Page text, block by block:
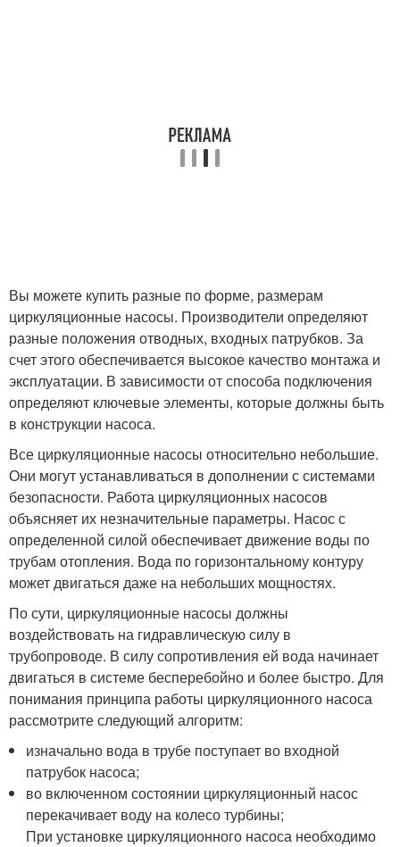
Вы можете купить разные по форме, размерам
циркуляционные насосы. Производители определяют
разные положения отводных, входных патрубков. За
счет этого обеспечивается высокое качество монтажа и
эксплуатации. В зависимости от способа подключения
определяют ключевые элементы, которые должны быть
в конструкции насоса.
Все циркуляционные насосы относительно небольшие.
Они могут устанавливаться в дополнении с системами
безопасности. Работа циркуляционных насосов
объясняет их незначительные параметры. Насос с
определенной силой обеспечивает движение воды по
трубам отопления. Вода по горизонтальному контуру
может двигаться даже на небольших мощностях.
По сути, циркуляционные насосы должны
воздействовать на гидравлическую силу в
трубопроводе. В силу сопротивления ей вода начинает
двигаться в системе бесперебойно и более быстро. Для
понимания принципа работы циркуляционного насоса
рассмотрите следующий алгоритм:
изначально вода в трубе поступает во входной
патрубок насоса;
во включенном состоянии циркуляционный насос
перекачивает воду на колесо турбины;
При установке циркуляционного насоса необходимо